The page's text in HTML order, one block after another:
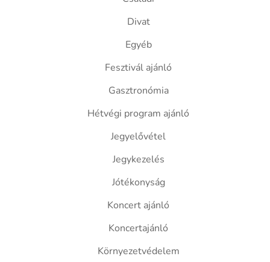
Divat
Egyéb
Fesztivál ajánló
Gasztronómia
Hétvégi program ajánló
Jegyelővétel
Jegykezelés
Jótékonyság
Koncert ajánló
Koncertajánló
Környezetvédelem